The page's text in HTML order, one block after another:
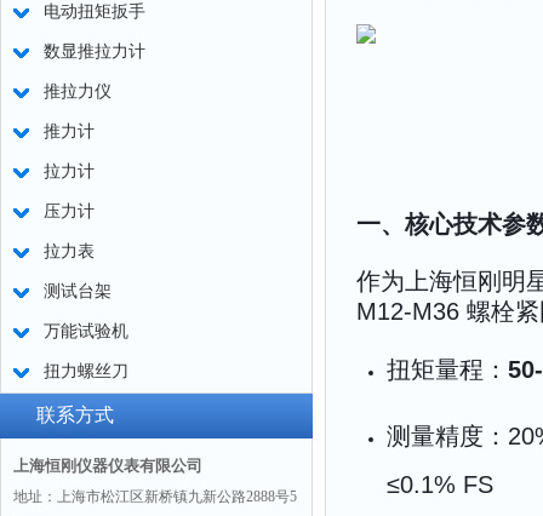
电动扭矩扳手
数显推拉力计
推拉力仪
推力计
拉力计
压力计
拉力表
测试台架
万能试验机
扭力螺丝刀
联系方式
上海恒刚仪器仪表有限公司
地址：上海市松江区新桥镇九新公路2888号5
一、核心技术参
作为上海恒刚明
M12‑M36 螺栓
扭矩量程：
测量精度：
≤0.1% FS